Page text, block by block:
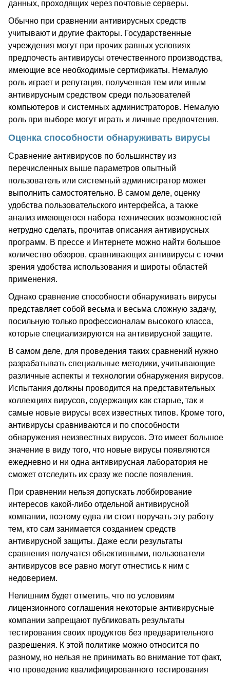
данных, проходящих через почтовые серверы.
Обычно при сравнении антивирусных средств
учитывают и другие факторы. Государственные
учреждения могут при прочих равных условиях
предпочесть антивирусы отечественного производства,
имеющие все необходимые сертификаты. Немалую
роль играет и репутация, полученная тем или иным
антивирусным средством среди пользователей
компьютеров и системных администраторов. Немалую
роль при выборе могут играть и личные предпочтения.
Оценка способности обнаруживать вирусы
Сравнение антивирусов по большинству из
перечисленных выше параметров опытный
пользователь или системный администратор может
выполнить самостоятельно. В самом деле, оценку
удобства пользовательского интерфейса, а также
анализ имеющегося набора технических возможностей
нетрудно сделать, прочитав описания антивирусных
программ. В прессе и Интернете можно найти большое
количество обзоров, сравнивающих антивирусы с точки
зрения удобства использования и широты областей
применения.
Однако сравнение способности обнаруживать вирусы
представляет собой весьма и весьма сложную задачу,
посильную только профессионалам высокого класса,
которые специализируются на антивирусной защите.
В самом деле, для проведения таких сравнений нужно
разрабатывать специальные методики, учитывающие
различные аспекты и технологии обнаружения вирусов.
Испытания должны проводится на представительных
коллекциях вирусов, содержащих как старые, так и
самые новые вирусы всех известных типов. Кроме того,
антивирусы сравниваются и по способности
обнаружения неизвестных вирусов. Это имеет большое
значение в виду того, что новые вирусы появляются
ежедневно и ни одна антивирусная лаборатория не
сможет отследить их сразу же после появления.
При сравнении нельзя допускать лоббирование
интересов какой-либо отдельной антивирусной
компании, поэтому едва ли стоит поручать эту работу
тем, кто сам занимается созданием средств
антивирусной защиты. Даже если результаты
сравнения получатся объективными, пользователи
антивирусов все равно могут отнестись к ним с
недоверием.
Нелишним будет отметить, что по условиям
лицензионного соглашения некоторые антивирусные
компании запрещают публиковать результаты
тестирования своих продуктов без предварительного
разрешения. К этой политике можно относится по
разному, но нельзя не принимать во внимание тот факт,
что проведение квалифицированного тестирования